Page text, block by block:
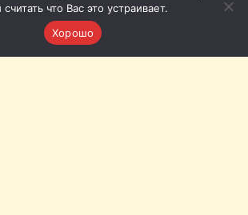
что Вас это устраивает.
Хорошо